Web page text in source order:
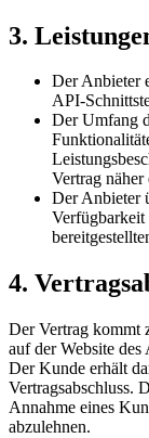
3.
Der Anbieter
API-
Der Umfang
Vertrag näher
Der Anbieter
4.
Der Vertrag kommt
auf der Website
Der Kunde erhält
Vertragsabschluss.
Annahme eines
abzulehnen.